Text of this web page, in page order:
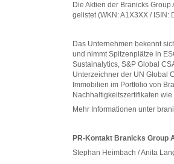
Die Aktien der Branicks
gelistet (WKN: A1X3XX / ISIN:
Das Unternehmen bekennt
und nimmt Spitzenplätze in
Sustainalytics, S&P Global
Unterzeichner der UN Global
Immobilien im Portfolio von
Nachhaltigkeitszertifikaten
Mehr Informationen unter
PR-Kontakt Branicks Group
Stephan Heimbach / Anita